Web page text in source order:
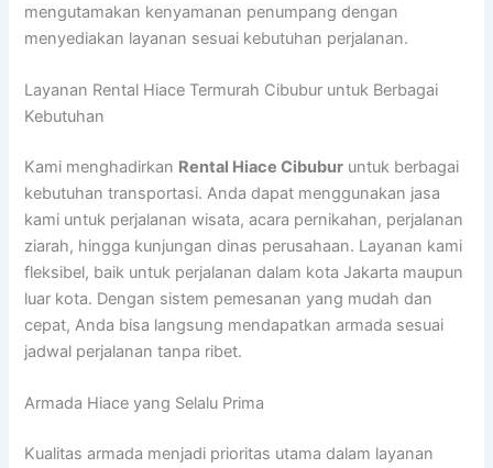
mengutamakan kenyamanan penumpang dengan
menyediakan layanan sesuai kebutuhan perjalanan.
Layanan Rental Hiace Termurah Cibubur untuk Berbagai
Kebutuhan
Kami menghadirkan Rental Hiace Cibubur untuk berbagai
kebutuhan transportasi. Anda dapat menggunakan jasa
kami untuk perjalanan wisata, acara pernikahan, perjalanan
ziarah, hingga kunjungan dinas perusahaan. Layanan kami
fleksibel, baik untuk perjalanan dalam kota Jakarta maupun
luar kota. Dengan sistem pemesanan yang mudah dan
cepat, Anda bisa langsung mendapatkan armada sesuai
jadwal perjalanan tanpa ribet.
Armada Hiace yang Selalu Prima
Kualitas armada menjadi prioritas utama dalam layanan